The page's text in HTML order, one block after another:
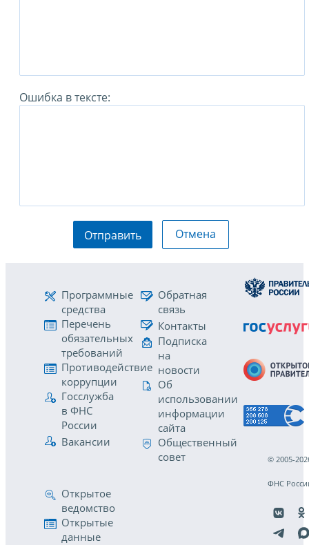
Ошибка в тексте:
Отправить Отмена
Программные
средства
Перечень
обязательных
требований
Противодействие
коррупции
Госслужба
в ФНС
России
Вакансии
Обратная
связь
Контакты
Подписка
на
новости
Об
использовании
информации
сайта
Общественный
совет
Открытое
ведомство
Открытые
данные
© 2005-
ФНС